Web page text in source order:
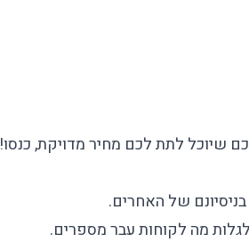
לתת לכם מחיר מדויקת, כנסו!
של האחרים.
מה לקוחות עבר מספרים.